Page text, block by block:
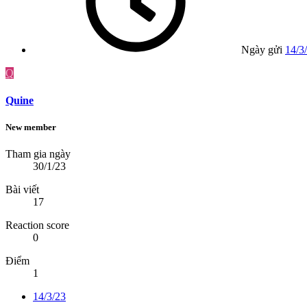
Ngày gửi 14/
Q
Quine
New member
Tham gia ngày
30/1/23
Bài viết
17
Reaction score
0
Điểm
1
14/3/23